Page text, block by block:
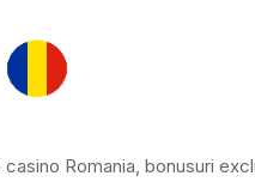
casino Romania , bonusuri